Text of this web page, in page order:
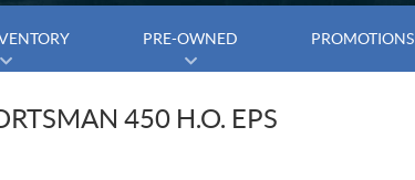
PRE-OWNED PROMOTIONS
450 H.O. EPS